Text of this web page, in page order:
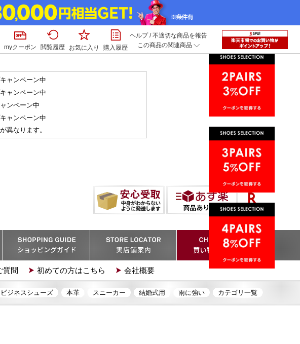
myクーポン 閲覧履歴 お気に入り 購入履歴
ヘルプ/不適切な商品を報告
この商品の関連商品
ャンペーン中
ャンペーン中
ンペーン中
ャンペーン中
異なります。
質問 初めての方はこちら 会社概要
ビジネスシューズ 本革 スニーカー 結婚式用 雨に強い カテゴリ一覧